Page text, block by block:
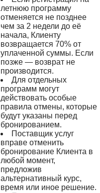
летнюю программу
отменяется не позднее
чем за 2 недели до её
начала, Клиенту
возвращается 70% от
уплаченной суммы. Если
позже — возврат не
производится.
Для отдельных
программ могут
действовать особые
правила отмены, которые
будут указаны перед
бронированием.
Поставщик услуг
вправе отменить
бронирование Клиента в
любой момент,
предложив
альтернативный курс,
время или иное решение.